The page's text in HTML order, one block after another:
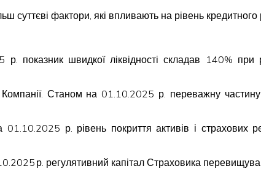
суттєві фактори, які впливають на рівень кредитного
р. показник швидкої ліквідності складав 140%
Станом на 01.10.2025 р. переважну
01.10.2025 р. рівень покриття активів і
р. регулятивний капітал Страховика